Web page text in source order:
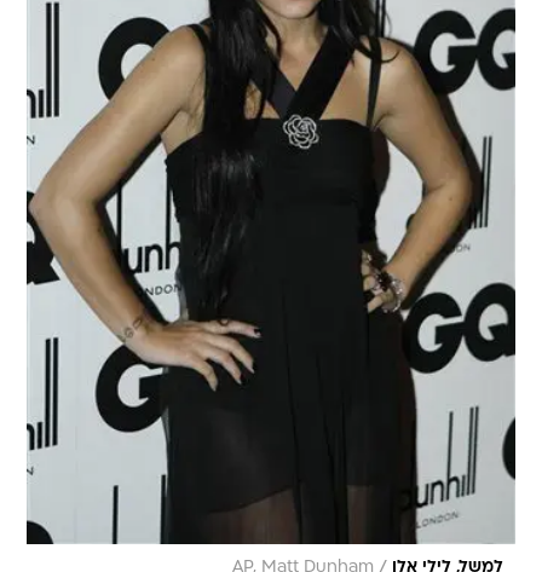
למשל, לילי אלן /
AP, Matt Dunham